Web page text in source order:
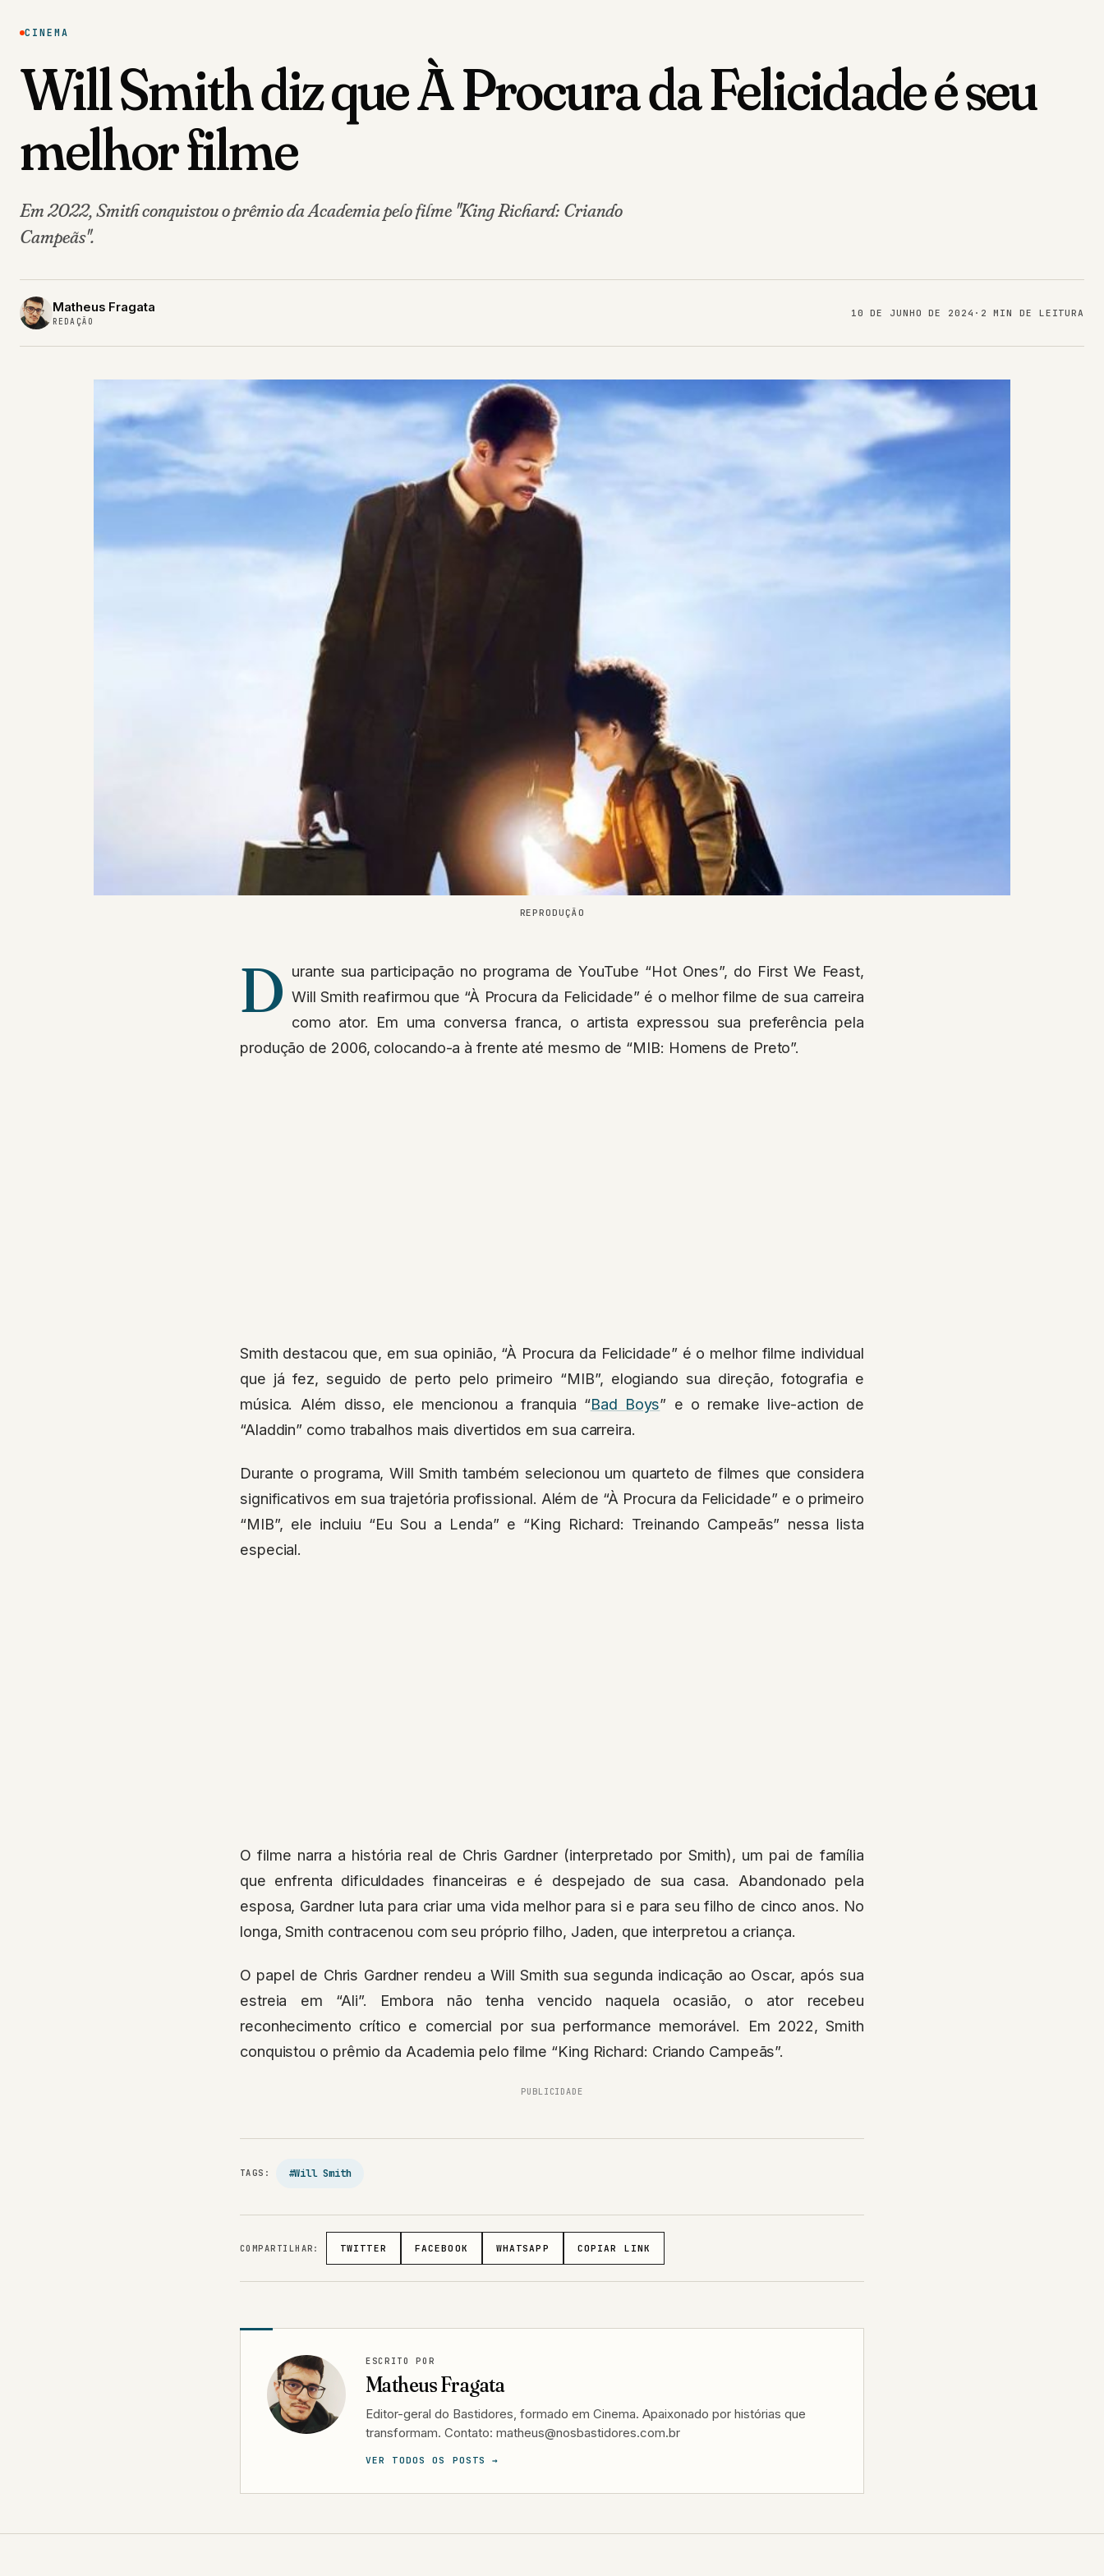
CINEMA
Will Smith diz que À Procura da Felicidade é seu
melhor filme
Em 2022, Smith conquistou o prêmio da Academia pelo filme "King Richard: Criando
Campeãs".
Matheus Fragata
REDAÇÃO
10 DE JUNHO DE 2024 · 2 MIN DE LEITURA
REPRODUÇÃO
D urante sua participação no programa de YouTube “Hot Ones”, do First We Feast,
Will Smith reafirmou que “À Procura da Felicidade” é o melhor filme de sua carreira
como ator. Em uma conversa franca, o artista expressou sua preferência pela
produção de 2006, colocando-a à frente até mesmo de “MIB: Homens de Preto”.
Smith destacou que, em sua opinião, “À Procura da Felicidade” é o melhor filme individual
que já fez, seguido de perto pelo primeiro “MIB”, elogiando sua direção, fotografia e
música. Além disso, ele mencionou a franquia “Bad Boys” e o remake live-action de
“Aladdin” como trabalhos mais divertidos em sua carreira.
Durante o programa, Will Smith também selecionou um quarteto de filmes que considera
significativos em sua trajetória profissional. Além de “À Procura da Felicidade” e o primeiro
“MIB”, ele incluiu “Eu Sou a Lenda” e “King Richard: Treinando Campeãs” nessa lista
especial.
O filme narra a história real de Chris Gardner (interpretado por Smith), um pai de família
que enfrenta dificuldades financeiras e é despejado de sua casa. Abandonado pela
esposa, Gardner luta para criar uma vida melhor para si e para seu filho de cinco anos. No
longa, Smith contracenou com seu próprio filho, Jaden, que interpretou a criança.
O papel de Chris Gardner rendeu a Will Smith sua segunda indicação ao Oscar, após sua
estreia em “Ali”. Embora não tenha vencido naquela ocasião, o ator recebeu
reconhecimento crítico e comercial por sua performance memorável. Em 2022, Smith
conquistou o prêmio da Academia pelo filme “King Richard: Criando Campeãs”.
PUBLICIDADE
TAGS: #Will Smith
COMPARTILHAR: TWITTER FACEBOOK WHATSAPP COPIAR LINK
ESCRITO POR
Matheus Fragata
Editor-geral do Bastidores, formado em Cinema. Apaixonado por histórias que
transformam. Contato: matheus@nosbastidores.com.br
VER TODOS OS POSTS →